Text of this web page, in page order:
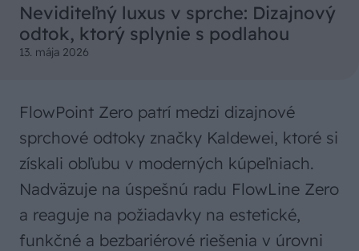
Neviditeľný luxus v sprche: Dizajnový
odtok, ktorý splynie s podlahou
13. mája 2026
FlowPoint Zero patrí medzi dizajnové
sprchové odtoky značky Kaldewei, ktoré si
získali obľubu v moderných kúpeľniach.
Nadväzuje na úspešnú radu FlowLine Zero
a reaguje na požiadavky na estetické,
funkčné a bezbariérové riešenia v úrovni